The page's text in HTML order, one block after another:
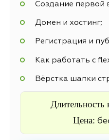
Создание первой
Домен и хостинг;
Регистрация и
Как работать с
Вёрстка шапки
Длительность
Цена: